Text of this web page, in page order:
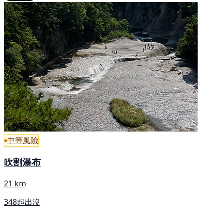
中等風險
吹割瀑布
21 km
348起出沒